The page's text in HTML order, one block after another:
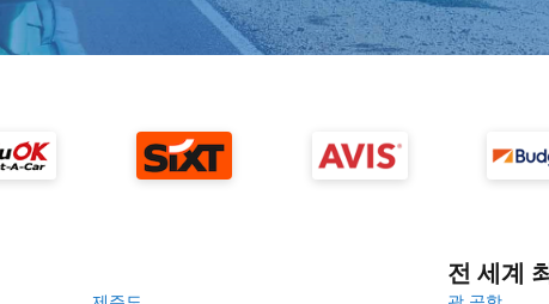
전 세계